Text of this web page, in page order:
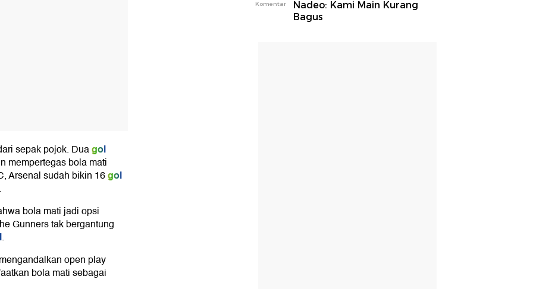
sepak pojok. Duagol
mempertegas bola mati
Arsenal sudah bikin 16gol
bola mati jadi opsi
Gunners tak bergantung
.
open play
bola mati sebagai
Komentar
Nadeo: Kami Main Kurang
Bagus